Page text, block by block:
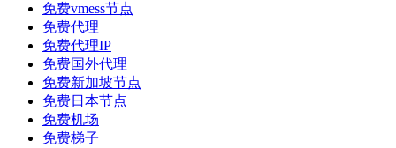
免费vmess节点
免费代理
免费代理IP
免费国外代理
免费新加坡节点
免费日本节点
免费机场
免费梯子